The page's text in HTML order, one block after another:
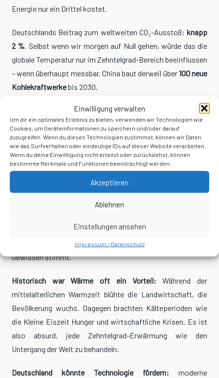
Einwilligung verwalten
Um dir ein optimales Erlebnis zu bieten, verwenden wir Technologien wie
Cookies, um Geräteinformationen zu speichern und/oder darauf
zuzugreifen. Wenn du diesen Technologien zustimmst, können wir Daten
wie das Surfverhalten oder eindeutige IDs auf dieser Website verarbeiten.
Wenn du deine Einwillligung nicht erteilst oder zurückziehst, können
bestimmte Merkmale und Funktionen beeinträchtigt werden.
Akzeptieren
Ablehnen
Einstellungen ansehen
Impressum / Datenschutz
Energie nur ein Drittel kostet.
Deutschlands Beitrag zum weltweiten CO₂-Ausstoß: knapp
2 %. Selbst wenn wir morgen auf Null gehen, würde das die
globale Temperatur nur im Zehntelgrad-Bereich beeinflussen
– wenn überhaupt messbar. China baut derweil über 100 neue
Kohlekraftwerkebis 2030.
Modelle wie das berüchtigte „RCP 8.5“-Szenario, auf dem die
dramatischsten Katastrophenmeldungen basieren, nehmen
völlig unrealistische CO₂-Emissionen an. Trotzdem sind sie
Grundlage für Schlagzeilen wie „Meterhoher
Meeresspiegelanstieg“. Jede Wetterlage – Hitzewelle,
Starkregen, Schneesturm – wird inzwischen zum Beweis für
die Katastrophe erklärt.
% ihres Einkommensallein für Energie aus. Das nennt man
„Klimagerechtigkeit“. Aber hey, Hauptsache das gute
Gewissen stimmt.
Historisch war Wärme oft ein Vorteil: Während der
mittelalterlichen Warmzeit blühte die Landwirtschaft, die
Bevölkerung wuchs. Dagegen brachten Kälteperioden wie
die Kleine Eiszeit Hunger und wirtschaftliche Krisen. Es ist
also absurd, jede Zehntelgrad-Erwärmung wie den
Untergang der Welt zu behandeln.
Deutschland könnte Technologie fördern: moderne